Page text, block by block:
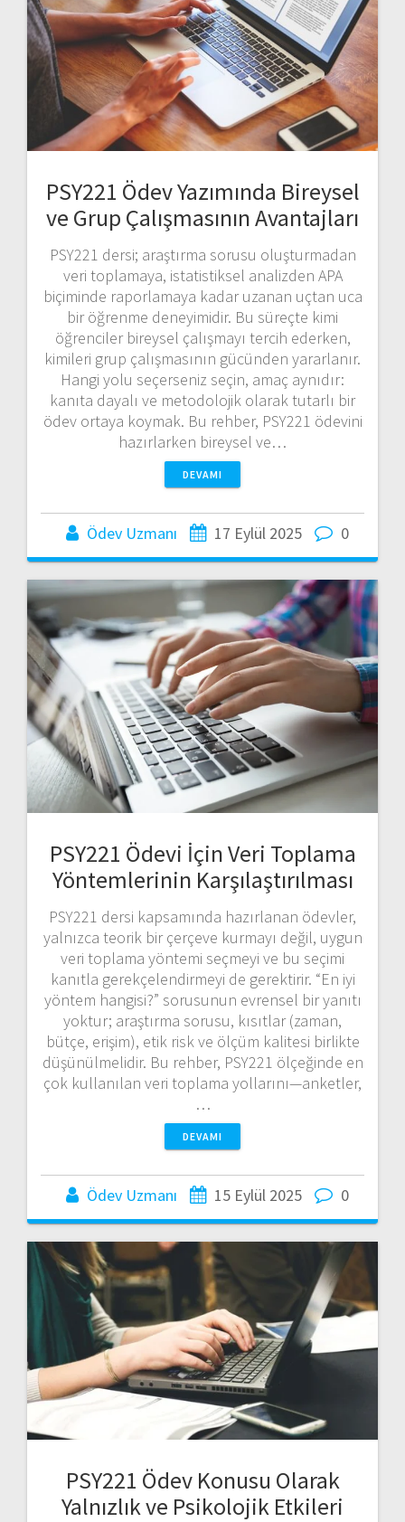
PSY221 Ödev Yazımında Bireysel
ve Grup Çalışmasının Avantajları
PSY221 dersi; araştırma sorusu oluşturmadan
veri toplamaya, istatistiksel analizden APA
biçiminde raporlamaya kadar uzanan uçtan uca
bir öğrenme deneyimidir. Bu süreçte kimi
öğrenciler bireysel çalışmayı tercih ederken,
kimileri grup çalışmasının gücünden yararlanır.
Hangi yolu seçerseniz seçin, amaç aynıdır:
kanıta dayalı ve metodolojik olarak tutarlı bir
ödev ortaya koymak. Bu rehber, PSY221 ödevini
hazırlarken bireysel ve…
DEVAMI
Ödev Uzmanı 17 Eylül 2025 0
PSY221 Ödevi İçin Veri Toplama
Yöntemlerinin Karşılaştırılması
PSY221 dersi kapsamında hazırlanan ödevler,
yalnızca teorik bir çerçeve kurmayı değil, uygun
veri toplama yöntemi seçmeyi ve bu seçimi
kanıtla gerekçelendirmeyi de gerektirir. “En iyi
yöntem hangisi?” sorusunun evrensel bir yanıtı
yoktur; araştırma sorusu, kısıtlar (zaman,
bütçe, erişim), etik risk ve ölçüm kalitesi birlikte
düşünülmelidir. Bu rehber, PSY221 ölçeğinde en
çok kullanılan veri toplama yollarını—anketler,
…
DEVAMI
Ödev Uzmanı 15 Eylül 2025 0
PSY221 Ödev Konusu Olarak
Yalnızlık ve Psikolojik Etkileri